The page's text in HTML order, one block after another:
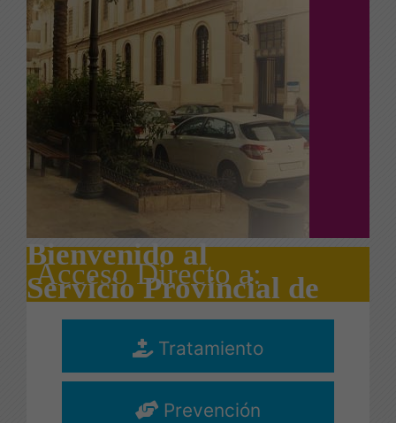
Bienvenido al
Servicio Provincial de
Drogodependencias y
Adicciones
Diputación de Almería.
Acceso Directo a:
Tratamiento
Prevención